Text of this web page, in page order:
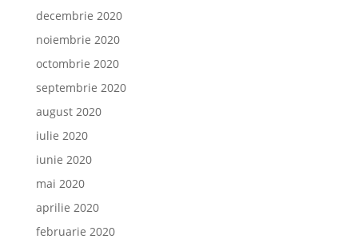
decembrie 2020
noiembrie 2020
octombrie 2020
septembrie 2020
august 2020
iulie 2020
iunie 2020
mai 2020
aprilie 2020
februarie 2020